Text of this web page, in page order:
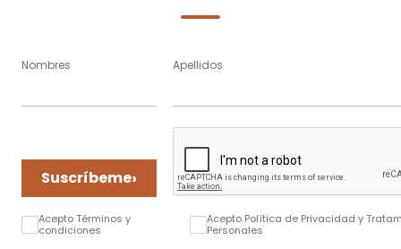
Nombres Apellidos
Suscríbeme›
Acepto Términos y
condiciones
Acepto Política de Privacidad y
Personales